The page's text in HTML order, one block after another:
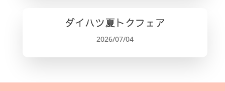
ダイハツ夏トクフェア
2026/07/04